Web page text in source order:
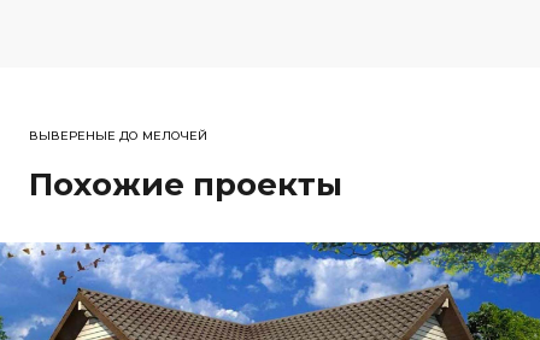
ВЫВЕРЕНЫЕ ДО МЕЛОЧЕЙ
Похожие проекты